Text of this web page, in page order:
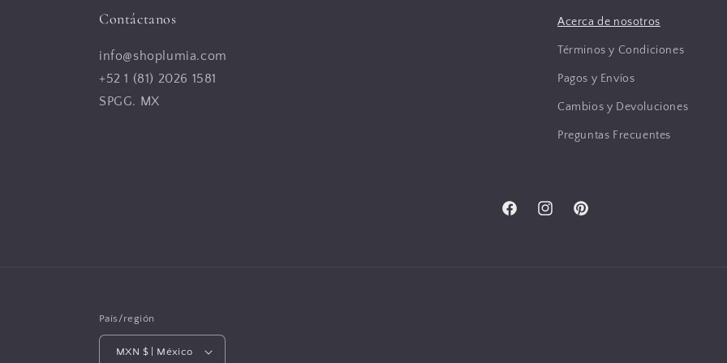
Contáctanos
info@shoplumia.com
+52 1 (81) 2026 1581
SPGG. MX
Acerca de nosotros
Términos y Condiciones
Pagos y Envíos
Cambios y Devoluciones
Preguntas Frecuentes
FacebookInstagramPinterest
País/región
MXN $ | México